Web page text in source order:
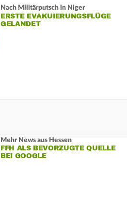
Nach Militärputsch in Niger
ERSTE EVAKUIERUNGSFLÜGE
GELANDET
Mehr News aus Hessen
FFH ALS BEVORZUGTE QUELLE
BEI GOOGLE